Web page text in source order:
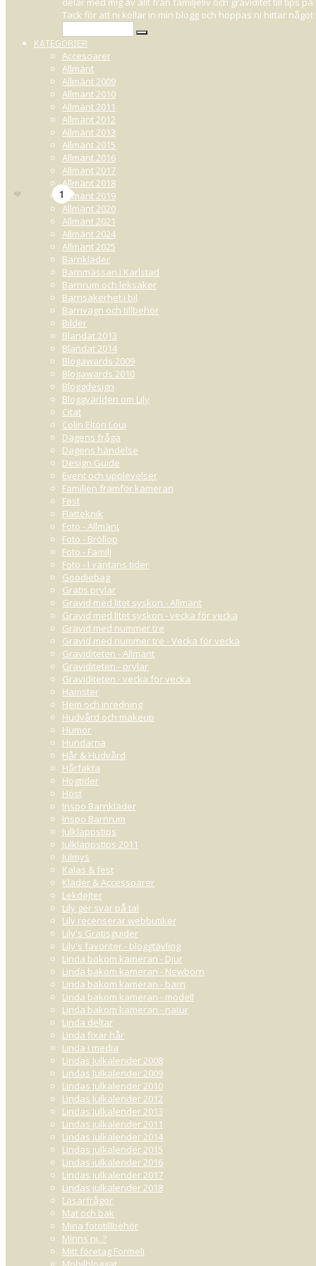
Tack för att ni kollar in min blogg och hoppas ni hittar
KATEGORIER
Accesoarer
Allmänt
Allmänt 2009
Allmänt 2010
Allmänt 2011
Allmänt 2012
Allmänt 2013
Allmänt 2015
Allmänt 2016
Allmänt 2017
Allmänt 2018
Allmänt 2019
Allmänt 2020
Allmänt 2021
Allmänt 2024
Allmänt 2025
Barnkläder
Barnmässan i Karlstad
Barnrum och leksaker
Barnsäkerhet i bil
Barnvagn och tillbehör
Bilder
Blandat 2013
Blandat 2014
Blogawards 2009
Blogawards 2010
Bloggdesign
Bloggvärlden om Lily
Citat
Colin Elton Loui
Dagens fråga
Dagens händelse
Design Guide
Event och upplevelser
Familjen framför kameran
Fest
Flätteknik
Foto - Allmänt
Foto - Bröllop
Foto - Familj
Foto - I väntans tider
Goodiebag
Gratis prylar
Gravid med litet syskon - Allmänt
Gravid med litet syskon - vecka för vecka
Gravid med nummer tre
Gravid med nummer tre - Vecka för vecka
Graviditeten - Allmänt
Graviditeten - prylar
Graviditeten - vecka för vecka
Hamster
Hem och inredning
Hudvård och makeup
Humor
Hundarna
Hår & Hudvård
Hårfakta
Högtider
Höst
Inspo Barnkläder
Inspo Barnrum
Julklappstips
Julklappstips 2011
Julmys
Kalas & fest
Kläder & Accessoarer
Lekdejter
Lily ger svar på tal
Lily recenserar webbutiker
Lily's Gratisguider
Lily's favoriter - bloggtävling
Linda bakom kameran - Djur
Linda bakom kameran - Newborn
Linda bakom kameran - barn
Linda bakom kameran - modell
Linda bakom kameran - natur
Linda deltar
Linda fixar hår
Linda i media
Lindas Julkalender 2008
Lindas Julkalender 2009
Lindas Julkalender 2010
Lindas Julkalender 2012
Lindas Julkalender 2013
Lindas julkalender 2011
Lindas julkalender 2014
Lindas julkalender 2015
Lindas julkalender 2016
Lindas julkalender 2017
Lindas julkalender 2018
Läsarfrågor
Mat och bak
Mina fototillbehör
Minns ni..?
Mitt företag Formeli
SPELA THE
DECEMBER 25, 2011 16:06
: Hejsan! Jag spelar The Sims på min stationära dator, men det
som är utvecklade just som speldatorer, exempel alienwear! Men dom
Det du skall tänka på när du köper en laptop för att kunna spela på
minne. Nu för tiden brukar det vara 4GB minne och det räcker till! Du
långt ifrån den dyraste för att den skall klara av The Sims :)
1
25